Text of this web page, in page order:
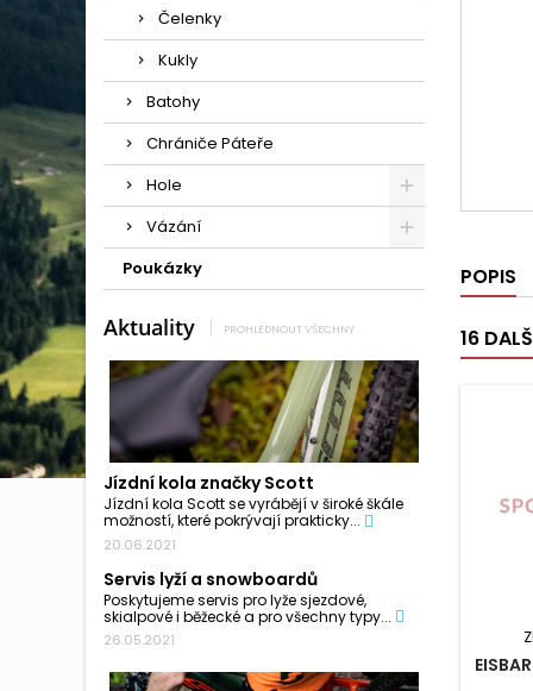
Čelenky
Kukly
Batohy
Chrániče Páteře
Hole
Vázání
Poukázky
Aktuality PROHLÉDNOUT VŠECHNY
Jízdní kola značky Scott
Jízdní kola Scott se vyrábějí v široké škále
možností, které pokrývají prakticky...
20.06.2021
Servis lyží a snowboardů
Poskytujeme servis pro lyže sjezdové,
skialpové i běžecké a pro všechny typy...
26.05.2021
POPIS
16